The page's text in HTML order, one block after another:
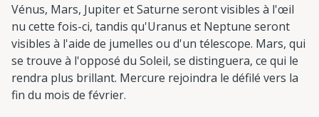
Vénus, Mars, Jupiter et Saturne seront visibles à l'œil
nu cette fois-ci, tandis qu'Uranus et Neptune seront
visibles à l'aide de jumelles ou d'un télescope. Mars, qui
se trouve à l'opposé du Soleil, se distinguera, ce qui le
rendra plus brillant. Mercure rejoindra le défilé vers la
fin du mois de février.